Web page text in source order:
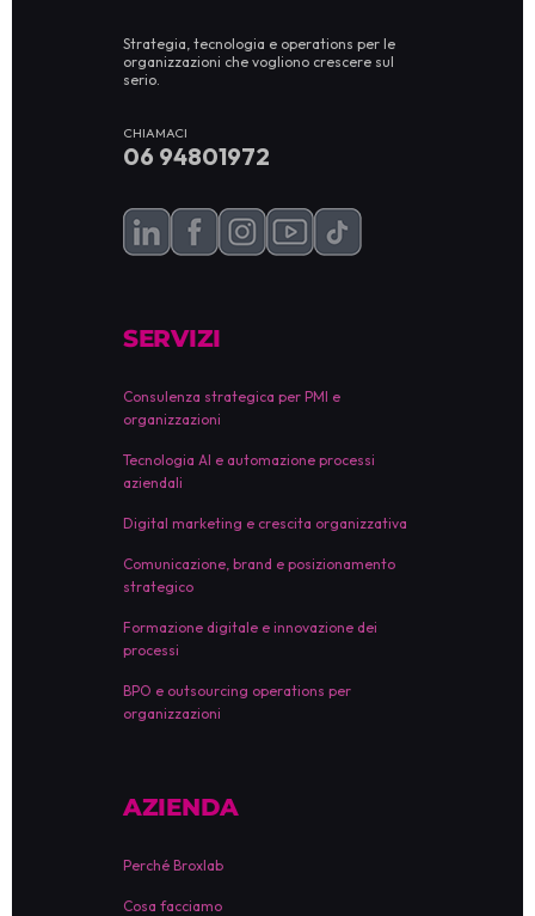
Strategia, tecnologia e operations per le
organizzazioni che vogliono crescere sul
serio.
CHIAMACI
06 94801972
SERVIZI
Consulenza strategica per PMI e
organizzazioni
Tecnologia AI e automazione processi
aziendali
Digital marketing e crescita organizzativa
Comunicazione, brand e posizionamento
strategico
Formazione digitale e innovazione dei
processi
BPO e outsourcing operations per
organizzazioni
AZIENDA
Perché Broxlab
Cosa facciamo